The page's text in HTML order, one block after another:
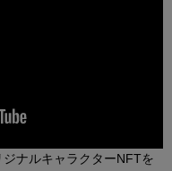
ジナルキャラクターNFTを